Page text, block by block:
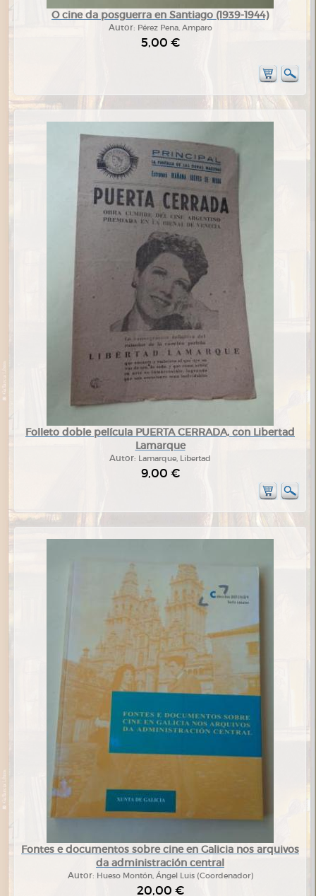
O cine da posguerra en Santiago (1939-1944)
Autor: Pérez Pena, Amparo
5,00 €
Folleto doble película PUERTA CERRADA, con Libertad
Lamarque
Autor: Lamarque, Libertad
9,00 €
Fontes e documentos sobre cine en Galicia nos arquivos
da administración central
Autor: Hueso Montón, Ángel Luis (Coordenador)
20,00 €